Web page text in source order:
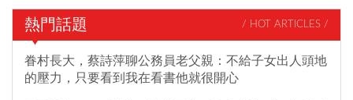
熱門話題 / HOT ARTICLES /
眷村長大，蔡詩萍聊公務員老父親：不給子女出人頭地
的壓力，只要看到我在看書他就很開心